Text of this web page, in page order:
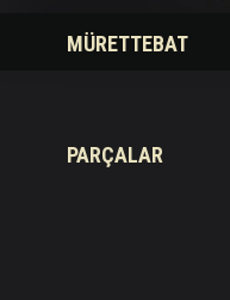
MÜRETTEBAT
PARÇALAR